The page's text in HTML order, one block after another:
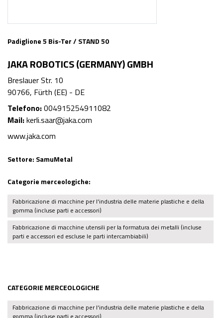
Padiglione 5 Bis-Ter / STAND 50
JAKA ROBOTICS (GERMANY) GMBH
Breslauer Str. 10
90766, Fürth (EE) - DE
Telefono:004915254911082
Mail:kerli.saar@jaka.com
www.jaka.com
Settore: SamuMetal
Categorie merceologiche:
Fabbricazione di macchine per l'industria delle materie plastiche e della
gomma (incluse parti e accessori)
Fabbricazione di macchine utensili per la formatura dei metalli (incluse
parti e accessori ed escluse le parti intercambiabili)
CATEGORIE MERCEOLOGICHE
Fabbricazione di macchine per l'industria delle materie plastiche e della